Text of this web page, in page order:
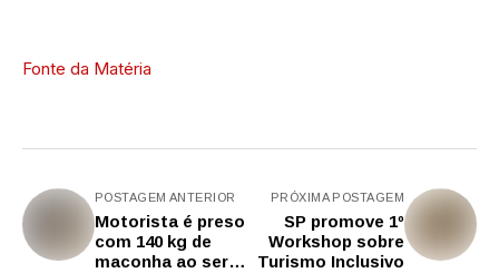
Fonte da Matéria
POSTAGEM ANTERIOR
Motorista é preso
com 140 kg de
maconha ao ser
PRÓXIMA POSTAGEM
SP promove 1º
Workshop sobre
Turismo Inclusivo